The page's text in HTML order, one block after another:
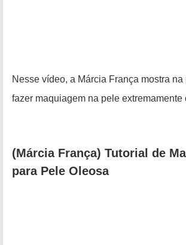
Nesse vídeo, a Márcia França mostra na
fazer maquiagem na pele extremamente
(Márcia França) Tutorial de
para Pele Oleosa